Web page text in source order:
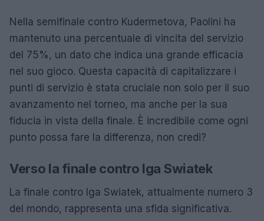
Nella semifinale contro Kudermetova, Paolini ha
mantenuto una percentuale di vincita del servizio
del 75%, un dato che indica una grande efficacia
nel suo gioco. Questa capacità di capitalizzare i
punti di servizio è stata cruciale non solo per il suo
avanzamento nel torneo, ma anche per la sua
fiducia in vista della finale. È incredibile come ogni
punto possa fare la differenza, non credi?
Verso la finale contro Iga Swiatek
La finale contro Iga Swiatek, attualmente numero 3
del mondo, rappresenta una sfida significativa.